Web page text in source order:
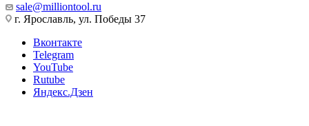
sale@milliontool.ru
г. Ярославль, ул. Победы 37
Вконтакте
Telegram
YouTube
Rutube
Яндекс.Дзен